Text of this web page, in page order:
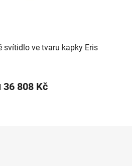
svítidlo ve tvaru kapky Eris
36 808 Kč